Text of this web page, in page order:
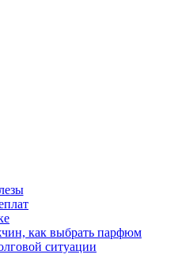
как выбрать парфюм
ситуации